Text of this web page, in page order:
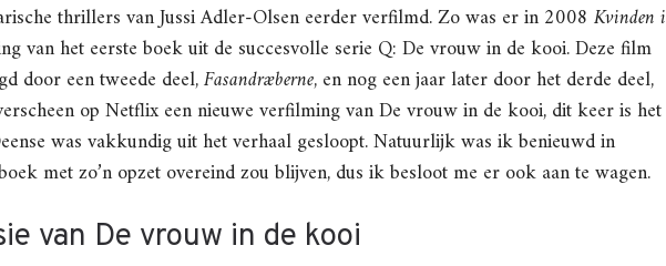
thrillers van Jussi Adler-Olsen eerder verfilmd. Zo was er in 2008 Kvinden i
van het eerste boek uit de succesvolle serie Q: De vrouw in de kooi. Deze film
door een tweede deel,Fasandræberne, en nog een jaar later door het derde deel,
op Netflix een nieuwe verfilming van De vrouw in de kooi, dit keer is het
was vakkundig uit het verhaal gesloopt. Natuurlijk was ik benieuwd in
met zo’n opzet overeind zou blijven, dus ik besloot me er ook aan te wagen.
van De vrouw in de kooi